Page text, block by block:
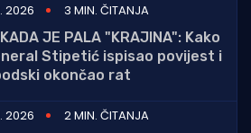
2026
3 MIN. ČITANJA
KADA JE PALA "KRAJINA": Kako
Stipetić ispisao povijest i
okončao rat
2026
2 MIN. ČITANJA